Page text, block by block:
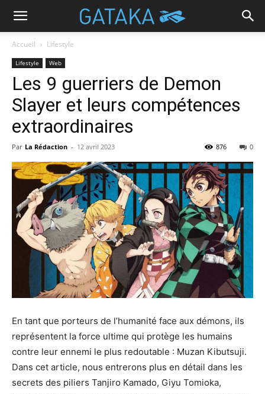
Accueil Lifestyle
Lifestyle Web
Les 9 guerriers de Demon
Slayer et leurs compétences
extraordinaires
Par La Rédaction - 12 avril 2023 0
876
En tant que porteurs de l’humanité face aux démons, ils
représentent la force ultime qui protège les humains
contre leur ennemi le plus redoutable : Muzan Kibutsuji.
Dans cet article, nous entrerons plus en détail dans les
secrets des piliers Tanjiro Kamado, Giyu Tomioka,